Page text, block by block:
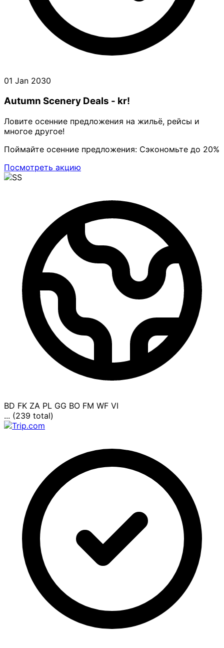
01 Jan 2030
Autumn Scenery Deals - kr!
Ловите осенние предложения на жильё, рейсы и
многое другое!
Поймайте осенние предложения: Сэкономьте до 20%
Посмотреть акцию
BD FK ZA PL GG BO FM WF VI
... (239 total)